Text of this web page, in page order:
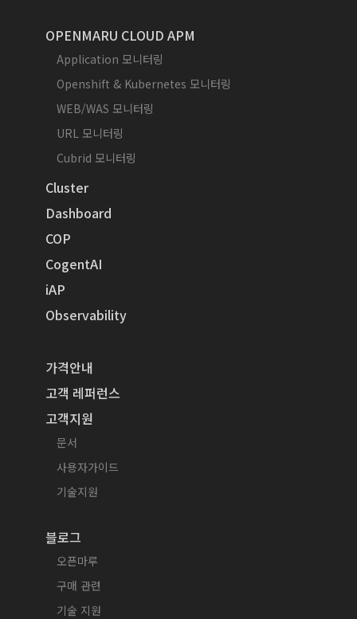
OPENMARU CLOUD APM
Application 모니터링
Openshift & Kubernetes 모니터링
WEB/WAS 모니터링
URL 모니터링
Cubrid 모니터링
Cluster
Dashboard
COP
CogentAI
iAP
Observability
가격안내
고객 레퍼런스
고객지원
문서
사용자가이드
기술지원
블로그
오픈마루
구매 관련
기술 지원